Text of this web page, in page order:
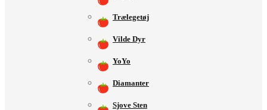
Trælegetøj
Vilde Dyr
YoYo
Diamanter
Sjove Sten